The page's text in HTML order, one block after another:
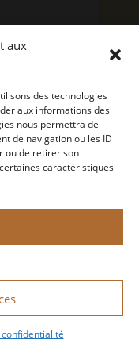
aux
des technologies
aux informations des
nous permettra de
de navigation ou les ID
ou de retirer son
caractéristiques